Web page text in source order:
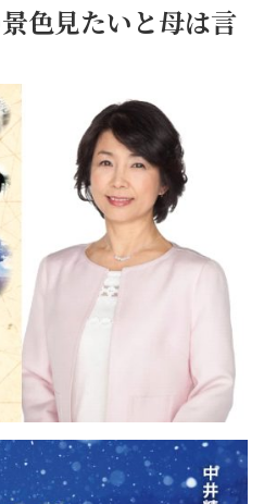
色見たいと母は言